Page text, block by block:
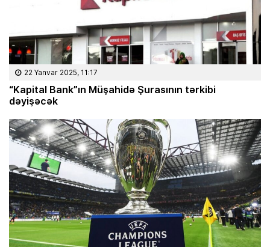
22 Yanvar 2025, 11:17
“Kapital Bank”ın Müşahidə Şurasının tərkibi
dəyişəcək